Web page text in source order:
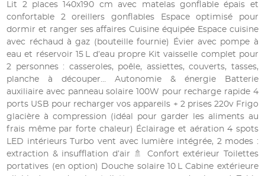
Lit 2 places 140x190 cm avec matelas gonflable épais et
confortable 2 oreillers gonflables Espace optimisé pour
dormir et ranger ses affaires Cuisine équipée Espace cuisine
avec réchaud à gaz (bouteille fournie) Évier avec pompe à
eau et réservoir 15 L d’eau propre Kit vaisselle complet pour
2 personnes : casseroles, poêle, assiettes, couverts, tasses,
planche à découper… Autonomie & énergie Batterie
auxiliaire avec panneau solaire 100W pour recharge rapide 4
ports USB pour recharger vos appareils + 2 prises 220v Frigo
glacière à compression (idéal pour garder les aliments au
frais même par forte chaleur) Éclairage et aération 4 spots
LED intérieurs Turbo vent avec lumière intégrée, 2 modes :
extraction & insufflation d’air 🚿 Confort extérieur Toilettes
portatives (en option) Douche solaire 10 L Cabine extérieure